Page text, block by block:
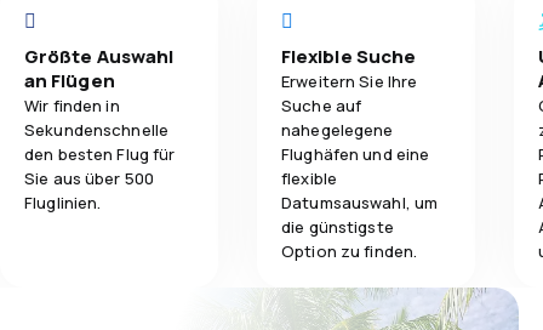
4,0
Gepäckbeförderung 4,0
Verpflegung 3,0
Reisekomfort
Größte Auswahl
an Flügen
Wir finden in
Sekundenschnelle
den besten Flug für
Sie aus über 500
Fluglinien.
Flexible Suche
Erweitern Sie Ihre
Suche auf
nahegelegene
Flughäfen und eine
flexible
Datumsauswahl, um
die günstigste
Option zu finden.